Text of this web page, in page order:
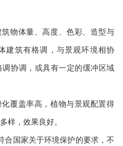
物体量、高度、色彩、造型与
建筑有格调，与景观环境相协
协调，或具有一定的缓冲区域
覆盖率高，植物与景观配置得
样，效果良好。
国家关于环境保护的要求，不